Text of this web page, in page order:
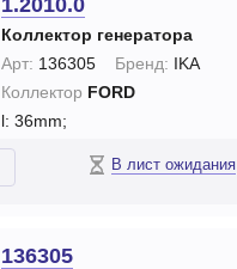
1.2010.0
Коллектор генератора
Арт: 136305 Бренд: IKA
Коллектор FORD
l: 36mm;
В лист ожидания
136305